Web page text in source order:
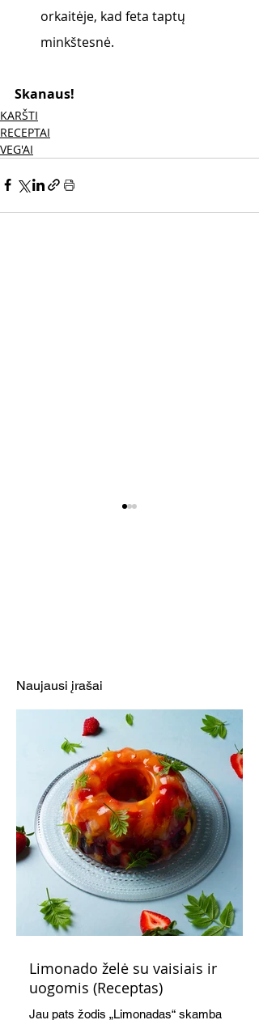
orkaitėje, kad feta taptų
minkštesnė.
Skanaus!
KARŠTI
RECEPTAI
VEG'AI
Naujausi įrašai
Limonado želė su vaisiais ir
uogomis (Receptas)
Jau pats žodis „Limonadas“ skamba